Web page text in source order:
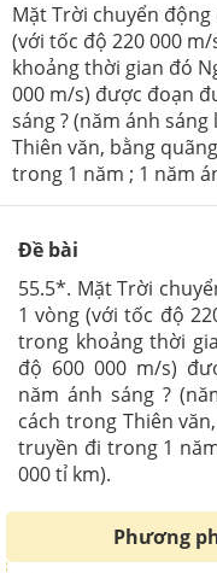
Mặt Trời chuyển
(với tốc độ 220 000
khoảng thời gian đó
000 m/s) được đoạn
sáng ? (năm ánh
Thiên văn, bằng
trong 1 năm ; 1 năm
Đề bài
55.5*. Mặt Trời
1 vòng (với tốc độ
trong khoảng thời
độ 600 000 m/s)
năm ánh sáng ?
cách trong Thiên
truyền đi trong 1
000 tỉ km).
Phương